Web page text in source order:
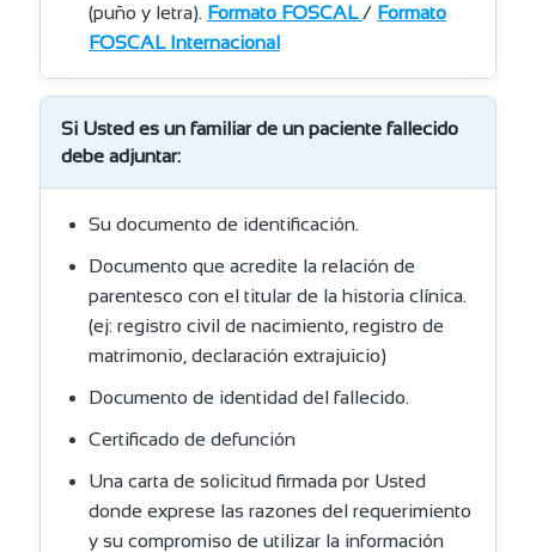
(puño y letra). Formato FOSCAL / Formato
FOSCAL Internacional
Si Usted es un familiar de un paciente fallecido
debe adjuntar:
Su documento de identificación.
Documento que acredite la relación de
parentesco con el titular de la historia clínica.
(ej: registro civil de nacimiento, registro de
matrimonio, declaración extrajuicio)
Documento de identidad del fallecido.
Certificado de defunción
Una carta de solicitud firmada por Usted
donde exprese las razones del requerimiento
y su compromiso de utilizar la información